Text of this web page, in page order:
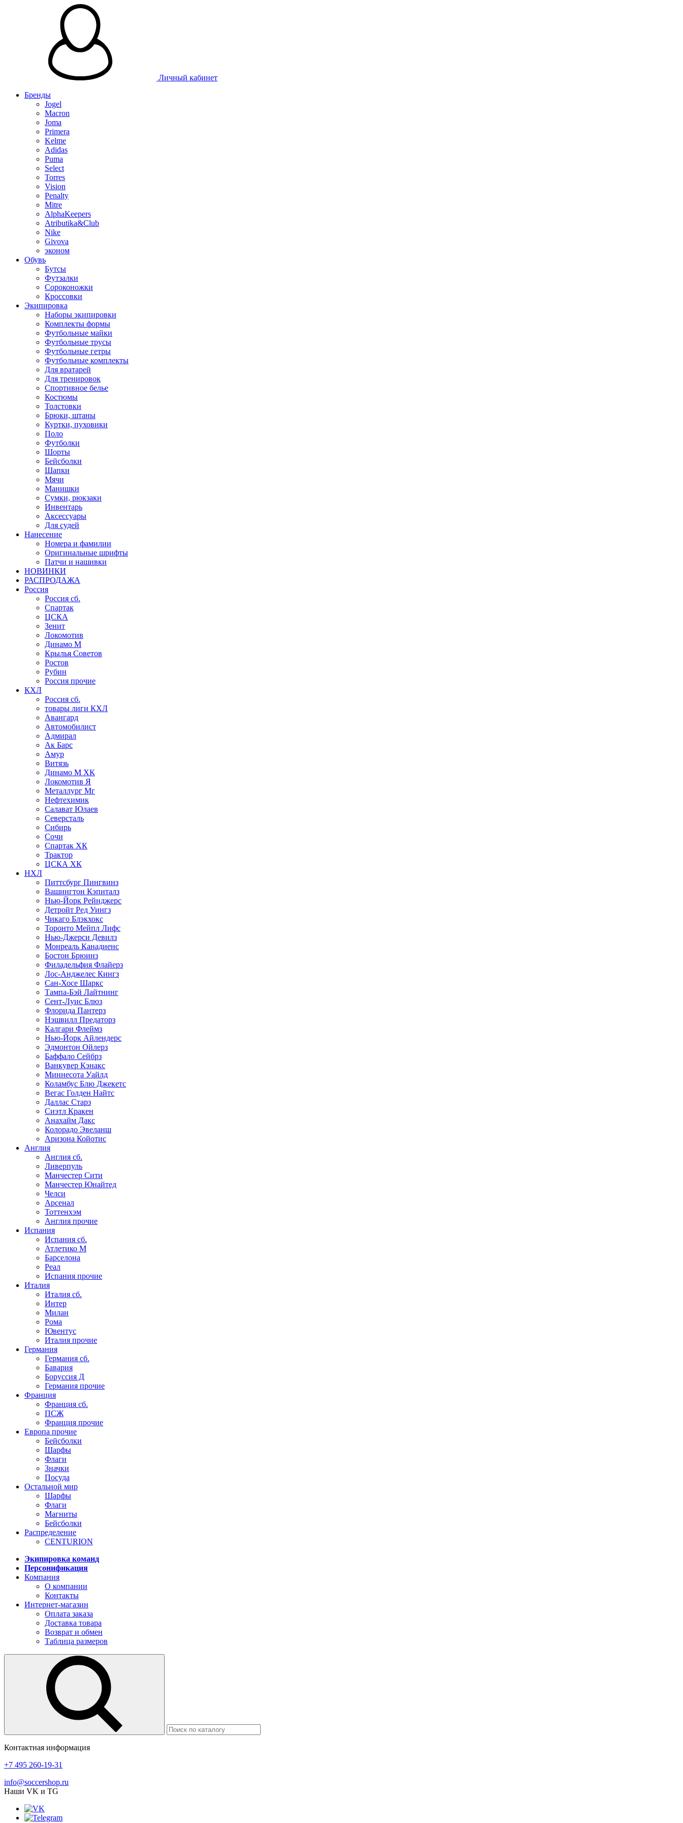
Личный кабинет
Бренды
Jogel
Macron
Joma
Primera
Kelme
Adidas
Puma
Select
Torres
Vision
Penalty
Mitre
AlphaKeepers
Atributika&Club
Nike
Givova
эконом
Обувь
Бутсы
Футзалки
Сороконожки
Кроссовки
Экипировка
Наборы экипировки
Комплекты формы
Футбольные майки
Футбольные трусы
Футбольные гетры
Футбольные комплекты
Для вратарей
Для тренировок
Спортивное белье
Костюмы
Толстовки
Брюки, штаны
Куртки, пуховики
Поло
Футболки
Шорты
Бейсболки
Шапки
Мячи
Манишки
Сумки, рюкзаки
Инвентарь
Аксессуары
Для судей
Нанесение
Номера и фамилии
Оригинальные шрифты
Патчи и нашивки
НОВИНКИ
РАСПРОДАЖА
Россия
Россия сб.
Спартак
ЦСКА
Зенит
Локомотив
Динамо М
Крылья Советов
Ростов
Рубин
Россия прочие
КХЛ
Россия сб.
товары лиги КХЛ
Авангард
Автомобилист
Адмирал
Ак Барс
Амур
Витязь
Динамо М ХК
Локомотив Я
Металлург Мг
Нефтехимик
Салават Юлаев
Северсталь
Сибирь
Сочи
Спартак ХК
Трактор
ЦСКА ХК
НХЛ
Питтсбург Пингвинз
Вашингтон Кэпиталз
Нью-Йорк Рейнджерс
Детройт Ред Уингз
Чикаго Блэкхокс
Торонто Мейпл Лифс
Нью-Джерси Девилз
Монреаль Канадиенс
Бостон Брюинз
Филадельфия Флайерз
Лос-Анджелес Кингз
Сан-Хосе Шаркс
Тампа-Бэй Лайтнинг
Сент-Луис Блюз
Флорида Пантерз
Нэшвилл Предаторз
Калгари Флеймз
Нью-Йорк Айлендерс
Эдмонтон Ойлерз
Баффало Сейбрз
Ванкувер Кэнакс
Миннесота Уайлд
Коламбус Блю Джекетс
Вегас Голден Найтс
Даллас Старз
Сиэтл Кракен
Анахайм Дакс
Колорадо Эвеланш
Аризона Койотис
Англия
Англия сб.
Ливерпуль
Манчестер Сити
Манчестер Юнайтед
Челси
Арсенал
Тоттенхэм
Англия прочие
Испания
Испания сб.
Атлетико М
Барселона
Реал
Испания прочие
Италия
Италия сб.
Интер
Милан
Рома
Ювентус
Италия прочие
Германия
Германия сб.
Бавария
Боруссия Д
Германия прочие
Франция
Франция сб.
ПСЖ
Франция прочие
Европа прочие
Бейсболки
Шарфы
Флаги
Значки
Посуда
Остальной мир
Шарфы
Флаги
Магниты
Бейсболки
Распределение
CENTURION
Экипировка команд
Персонификация
Компания
О компании
Контакты
Интернет-магазин
Оплата заказа
Доставка товара
Возврат и обмен
Таблица размеров
Контактная информация
+7 495 260-19-31
info@soccershop.ru
Наши VK и TG